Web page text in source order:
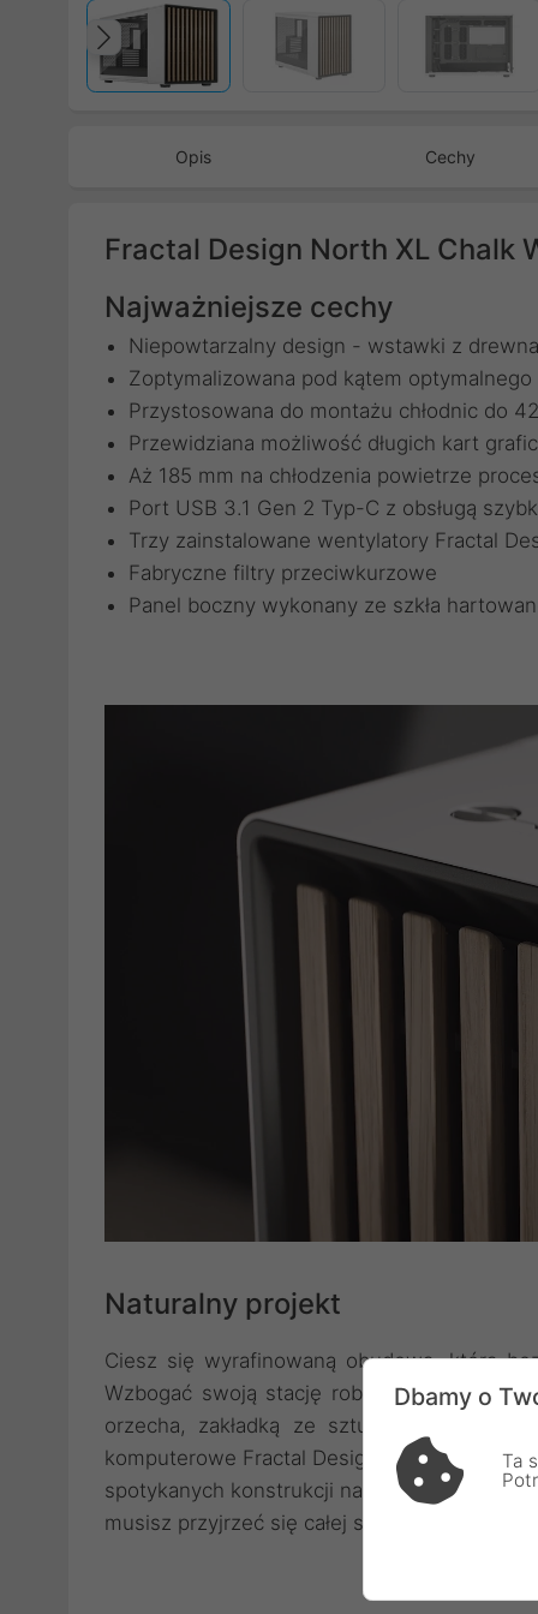
Poprzedni
Opis Cechy
Fractal Design North XL Chalk
Najważniejsze cechy
Niepowtarzalny design - wstawki z
Zoptymalizowana pod kątem
Przystosowana do montażu chłodnic do
Przewidziana możliwość długich kart
Aż 185 mm na chłodzenia powietrze
Port USB 3.1 Gen 2 Typ-C z obsługą
Trzy zainstalowane wentylatory Fractal
Fabryczne filtry przeciwkurzowe
Panel boczny wykonany ze szkła
Naturalny projekt
Ciesz się wyrafinowaną obudową, która
Wzbogać swoją stację roboczą czy
orzecha, zakładką ze sztucznej skóry i
komputerowe Fractal Design North XL
spotykanych konstrukcji na rynku. Jeżeli
musisz przyjrzeć się całej serii obudów
Dbamy o
Ta